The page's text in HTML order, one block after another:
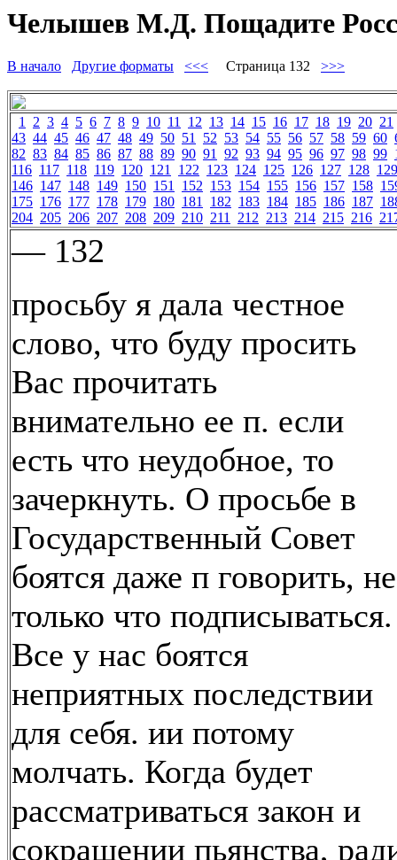
Челышев М.Д. Пощадите
В начало Другие форматы <<< Страница 132 >>>
1 2 3 4 5 6 7 8 9 10 11 12 13 14 15 16 17 18 19 20 21
43 44 45 46 47 48 49 50 51 52 53 54 55 56 57 58 59 60
82 83 84 85 86 87 88 89 90 91 92 93 94 95 96 97 98 99
116 117 118 119 120 121 122 123 124 125 126 127 128 129
146 147 148 149 150 151 152 153 154 155 156 157 158
175 176 177 178 179 180 181 182 183 184 185 186 187
204 205 206 207 208 209 210 211 212 213 214 215 216
— 132
просьбу я дала честное
слово, что буду просить
Вас прочитать
внимательно ее п. если
есть что неудобное, то
зачеркнуть. О просьбе в
Государственный Совет
боятся даже п говорить, не
только что подписываться.
Все у нас боятся
неприятных последствии
для себя. ии потому
молчать. Когда будет
рассматриваться закон и
сокращении пьянства,